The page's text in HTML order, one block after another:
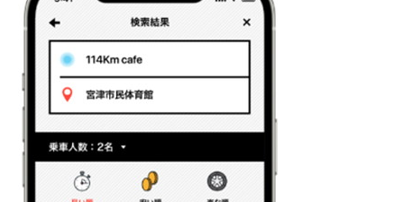
ITの今と未来を見通す
スマホと通信の最新トレンド
好きが集まる 比べて選べる
ビジネスと働き方のヒント